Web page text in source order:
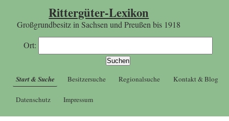
Rittergüter-Lexikon
Großgrundbesitz in Sachsen und Preußen bis 1918
Ort:
Start & Suche Besitzersuche Regionalsuche Kontakt & Blog
Datenschutz Impressum